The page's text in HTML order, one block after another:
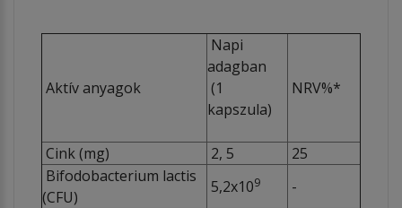
Aktív anyagok
Napi
adagban
(1
kapszula)
NRV%*
Cink (mg) 2, 5
25
Bifodobacterium lactis
(CFU)
5,2x109
-